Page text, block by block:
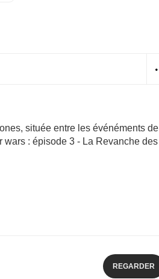
située entre les événéments de
wars : épisode 3 - La Revanche des
REGARDER